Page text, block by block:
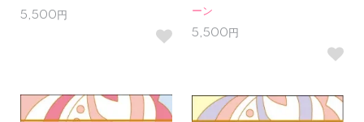
5,500円
ーン
5,500円